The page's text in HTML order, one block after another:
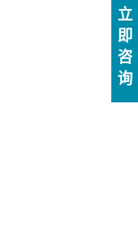
立
即
咨
询